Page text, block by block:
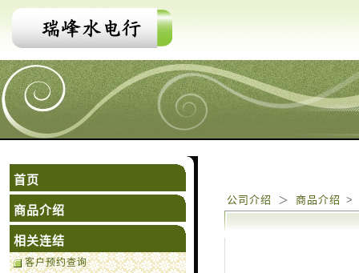
公司介绍 ＞ 商品介绍 >
首页
商品介绍
相关连结
客户预约查询